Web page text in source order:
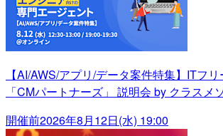
【AI/AWS/アプリ/データ案件特集】ITフ
「CMパートナーズ」 説明会 by クラスメ
開催前2026年8月12日(水) 19:00